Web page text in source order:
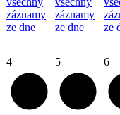
záznamy
ze dne
záznamy
ze dne
ze
4 5 6